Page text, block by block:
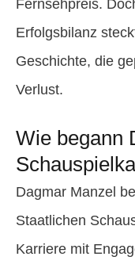
Fernsehpreis.
Erfolgsbilanz
Geschichte, die
Verlust.
Wie begann
Dagmar Manzel
Staatlichen
Karriere mit